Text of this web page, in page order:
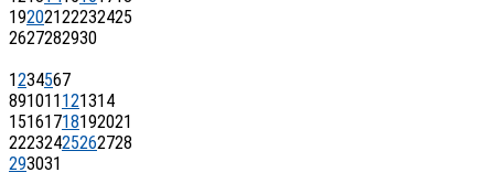
19202122232425
2627282930
1234567
891011 121314
15161718192021
22232425262728
293031